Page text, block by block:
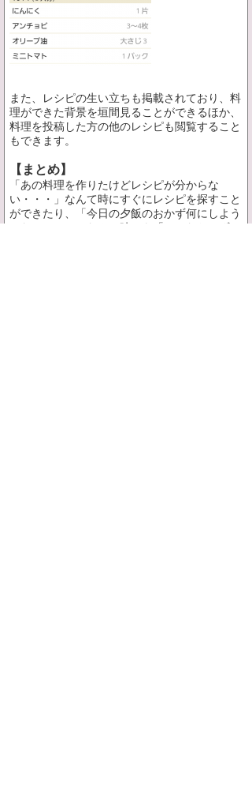
また、レシピの生い立ちも掲載されており、料
理ができた背景を垣間見ることができるほか、
料理を投稿した方の他のレシピも閲覧すること
もできます。
【まとめ】
「あの料理を作りたけどレシピが分からな
い・・・」なんて時にすぐにレシピを探すこと
ができたり、「今日の夕飯のおかず何にしよう
かなぁ・・・」なんて時にも「こんなおかずい